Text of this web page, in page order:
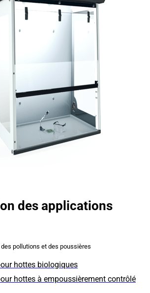
des applications
des pollutions et des poussières
hottes biologiques
hottes à empoussièrement contrôlé